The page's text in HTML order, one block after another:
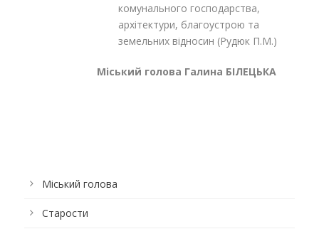
комунального господарства,
архітектури, благоустрою та
земельних відносин (Рудюк П.М.)
Міський голова Галина БІЛЕЦЬКА
Міський голова
Старости